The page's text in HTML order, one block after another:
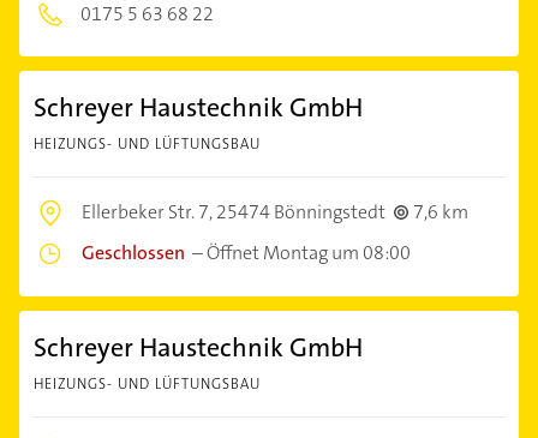
0175 5 63 68 22
Schreyer Haustechnik GmbH
HEIZUNGS- UND LÜFTUNGSBAU
Ellerbeker Str. 7,25474 Bönningstedt
7,6 km
Geschlossen –Öffnet Montag um 08:00
Schreyer Haustechnik GmbH
HEIZUNGS- UND LÜFTUNGSBAU